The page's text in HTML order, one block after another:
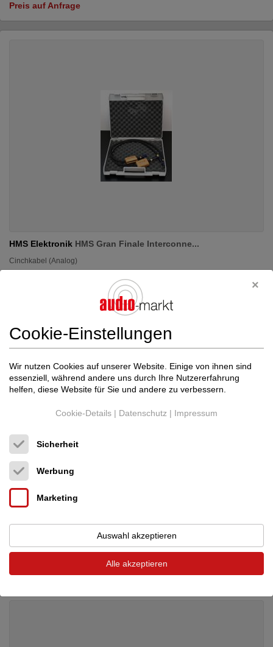
Preis auf Anfrage
HMS Elektronik HMS Gran Finale Interconne...
Cinchkabel (Analog)
Fyne AudioClassic X
Neupreis: 7.699 €
Cookie-Einstellungen
Wir nutzen Cookies auf unserer Website. Einige von ihnen sind
essenziell, während andere uns durch Ihre Nutzererfahrung
helfen, diese Website für Sie und andere zu verbessern.
Cookie-Details | Datenschutz | Impressum
Sicherheit
Werbung
Marketing
Auswahl akzeptieren
Alle akzeptieren